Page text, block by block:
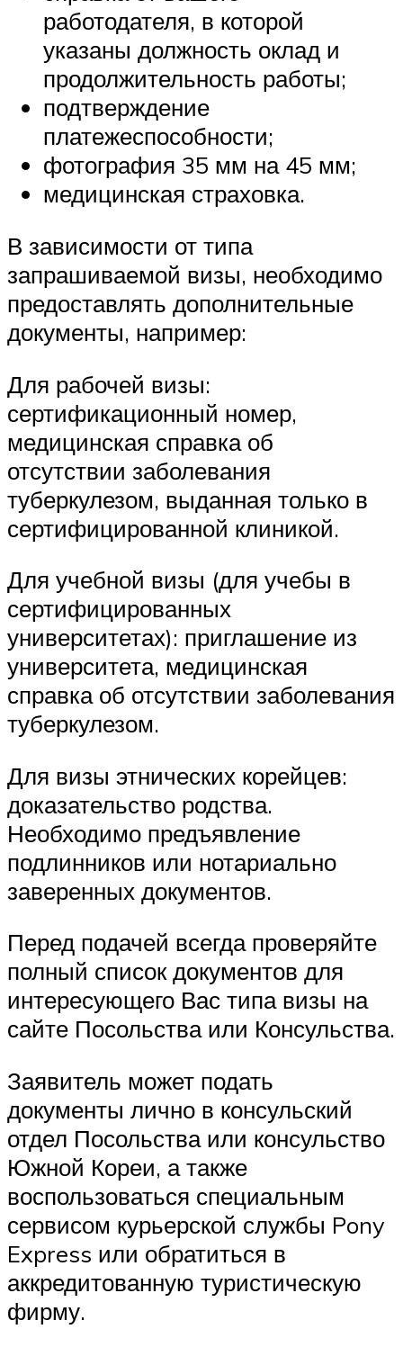
работодателя, в которой
указаны должность оклад и
продолжительность работы;
подтверждение
платежеспособности;
фотография 35 мм на 45 мм;
медицинская страховка.
В зависимости от типа
запрашиваемой визы, необходимо
предоставлять дополнительные
документы, например:
Для рабочей визы:
сертификационный номер,
медицинская справка об
отсутствии заболевания
туберкулезом, выданная только в
сертифицированной клиникой.
Для учебной визы (для учебы в
сертифицированных
университетах): приглашение из
университета, медицинская
справка об отсутствии заболевания
туберкулезом.
Для визы этнических корейцев:
доказательство родства.
Необходимо предъявление
подлинников или нотариально
заверенных документов.
Перед подачей всегда проверяйте
полный список документов для
интересующего Вас типа визы на
сайте Посольства или Консульства.
Заявитель может подать
документы лично в консульский
отдел Посольства или консульство
Южной Кореи, а также
воспользоваться специальным
сервисом курьерской службы Pony
Express или обратиться в
аккредитованную туристическую
фирму.